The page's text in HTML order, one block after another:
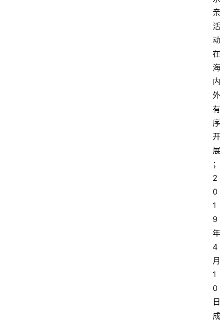
亲
活
动
在
海
内
外
有
序
开
展
；
2
0
1
9
年
4
月
1
0
日
成